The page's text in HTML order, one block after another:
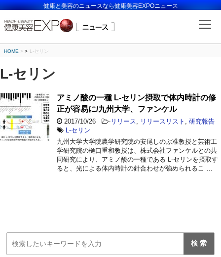
健康と美容のニュースなら健康美容EXPOニュース
HOME > L-セリン
L-セリン
アミノ酸の一種 L-セリン摂取で体内時計の修
正が容易に/九州大学、ファンケル
2017/10/26 - リリース リリースリスト
研究報告
L-セリン
九州大学大学院農学研究院の安尾しのぶ准教授と芸術工
学研究院の樋口重和教授は、株式会社ファンケルとの共
同研究により、アミノ酸の一種である L-セリンを摂取す
ると、光による体内時計の針合わせが強められるこ …